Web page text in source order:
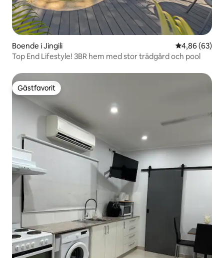
Boende i Jingili 4,86 av 5 i
4,86 (63)
Top End Lifestyle! 3BR hem med stor trädgård och pool
Gästfavorit
Gästfavorit